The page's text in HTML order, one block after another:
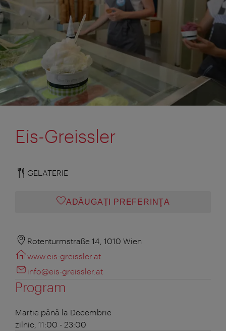
Eis-Greissler
GELATERIE
ADĂUGAȚI PREFERINŢA
Rotenturmstraße 14, 1010 Wien
www.eis-greissler.at
info@eis-greissler.at
Program
Martie până la Decembrie
zilnic, 11:00 - 23:00